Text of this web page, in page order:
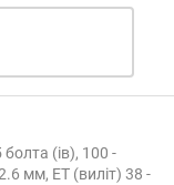
(ів), 100 -
мм, ET (виліт) 38 -